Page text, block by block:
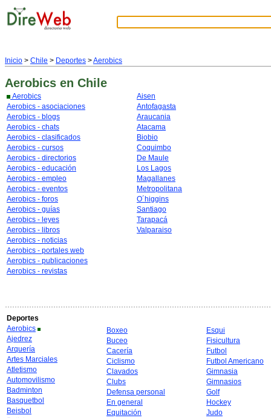
Inicio > Chile > Deportes >Aerobics
Aerobics en Chile
Aerobics
Aerobics - asociaciones
Aerobics - blogs
Aerobics - chats
Aerobics - clasificados
Aerobics - cursos
Aerobics - directorios
Aerobics - educación
Aerobics - empleo
Aerobics - eventos
Aerobics - foros
Aerobics - guías
Aerobics - leyes
Aerobics - libros
Aerobics - noticias
Aerobics - portales web
Aerobics - publicaciones
Aerobics - revistas
Aisen
Antofagasta
Araucania
Atacama
Biobio
Coquimbo
De Maule
Los Lagos
Magallanes
Metropolitana
O´higgins
Santiago
Tarapacá
Valparaiso
Deportes
Aerobics
Ajedrez
Arquería
Artes Marciales
Atletismo
Automovilismo
Badminton
Basquetbol
Beisbol
Boxeo
Buceo
Cacería
Ciclismo
Clavados
Clubs
Defensa personal
En general
Equitación
Esqui
Fisicultura
Futbol
Futbol Americano
Gimnasia
Gimnasios
Golf
Hockey
Judo